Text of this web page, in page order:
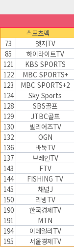
스포츠팩
73
엣지TV
85
하이라이트TV
121
KBS SPORTS
122
MBC SPORTS+
123
MBC SPORTS+2
124
Sky Sports
128
SBS골프
129
JTBC골프
130
빌리어즈TV
132
OGN
136
바둑TV
137
브레인TV
143
FTV
144
FISHING TV
145
채널J
150
리빙TV
190
한국경제TV
191
MTN
194
이데일리TV
195 서울경제TV